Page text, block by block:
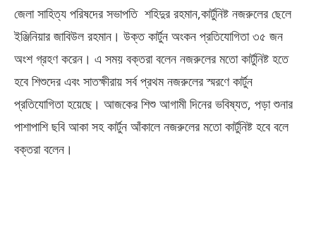
জেলা সাহিত্য পরিষদের সভাপতি শহিদুর রহমান,কার্টুনিষ্ট নজরুলের ছেলে
ইঞ্জিনিয়ার জাবিউল রহমান। উক্ত কার্টুন অংকন প্রতিযোগিতা ৩৫ জন
অংশ গ্রহণ করেন। এ সময় বক্তরা বলেন নজরুলের মতো কার্টুনিষ্ট হতে
হবে শিশুদের এবং সাতক্ষীরায় সর্ব প্রথম নজরুলের স্মরণে কার্টুন
প্রতিযোগিতা হয়েছে। আজকের শিশু আগামী দিনের ভবিষ্যত, পড়া শুনার
পাশাপাশি ছবি আকা সহ কার্টুন আঁকালে নজরুলের মতো কার্টুনিষ্ট হবে বলে
বক্তরা বলেন।